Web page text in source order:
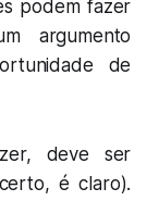
podem fazer
argumento
de
deve ser
é claro).